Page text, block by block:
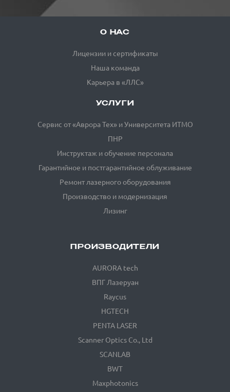
О НАС
Лицензии и сертификаты
Наша команда
Карьера в «ЛЛС»
УСЛУГИ
Сервис от «Аврора Тех» и Университета ИТМО
ПНР
Инструктаж и обучение персонала
Гарантийное и постгарантийное облуживание
Ремонт лазерного оборудования
Производство и модернизация
Лизинг
ПРОИЗВОДИТЕЛИ
AURORA tech
ВПГ Лазеруан
Raycus
HGTECH
PENTA LASER
Scanner Optics Co., Ltd
SCANLAB
BWT
Maxphotonics